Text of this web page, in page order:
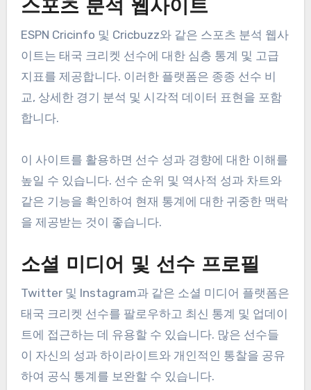
스포츠 분석 웹사이트
ESPN Cricinfo 및 Cricbuzz와 같은 스포츠 분석 웹사
이트는 태국 크리켓 선수에 대한 심층 통계 및 고급
지표를 제공합니다. 이러한 플랫폼은 종종 선수 비
교, 상세한 경기 분석 및 시각적 데이터 표현을 포함
합니다.
이 사이트를 활용하면 선수 성과 경향에 대한 이해를
높일 수 있습니다. 선수 순위 및 역사적 성과 차트와
같은 기능을 확인하여 현재 통계에 대한 귀중한 맥락
을 제공받는 것이 좋습니다.
소셜 미디어 및 선수 프로필
Twitter 및 Instagram과 같은 소셜 미디어 플랫폼은
태국 크리켓 선수를 팔로우하고 최신 통계 및 업데이
트에 접근하는 데 유용할 수 있습니다. 많은 선수들
이 자신의 성과 하이라이트와 개인적인 통찰을 공유
하여 공식 통계를 보완할 수 있습니다.